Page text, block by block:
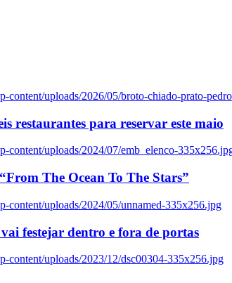
content/uploads/2026/05/broto-chiado-prato-
restaurantes para reservar este maio
content/uploads/2024/07/emb_elenco-
The Ocean To The Stars”
content/uploads/2024/05/unnamed-335x256.jpg
festejar dentro e fora de portas
content/uploads/2023/12/dsc00304-335x256.jpg